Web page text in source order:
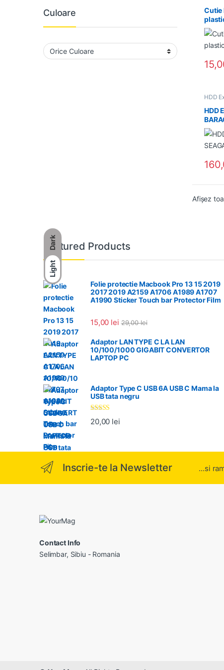
Dark
Light
Cutie
HDD
HDD
Afișez
Culoare
Featured Products
Folie protectie Macbook Pro 13 15 2019
2017 2019 A2159 A1706 A1989 A1707
A1990 Sticker Touch bar Protector Film
15,00 lei 29,00lei
Adaptor LAN TYPE C LA LAN
10/100/1000 GIGABIT CONVERTOR
LAPTOP PC
Adaptor Type C USB 6A USB C Mama la
USB tata negru
Evaluat la
5.00din 5
20,00 lei
Inscrie-te la Newsletter ...si
Contact Info
Selimbar, Sibiu - Romania